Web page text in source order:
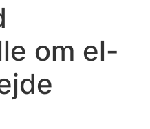
om el-